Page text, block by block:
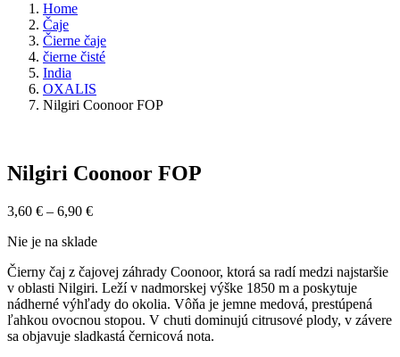
Home
Čaje
Čierne čaje
čierne čisté
India
OXALIS
Nilgiri Coonoor FOP
Nilgiri Coonoor FOP
3,60 € – 6,90 €Price
3,60 €
6,90 €
Nie je na sklade
Čierny čaj z čajovej záhrady Coonoor, ktorá sa radí medzi najstaršie
v oblasti Nilgiri. Leží v nadmorskej výške 1850 m a poskytuje
nádherné výhľady do okolia. Vôňa je jemne medová, prestúpená
ľahkou ovocnou stopou. V chuti dominujú citrusové plody, v závere
sa objavuje sladkastá černicová nota.